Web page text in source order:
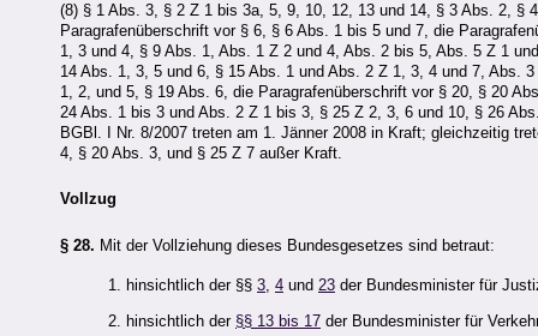
(8) § 1 Abs. 3, § 2 Z 1 bis 3a, 5, 9, 10, 12, 13 und 14, § 3 Abs. 2,
Paragrafenüberschrift vor § 6, § 6 Abs. 1 bis 5 und 7, die
1, 3 und 4, § 9 Abs. 1, Abs. 1 Z 2 und 4, Abs. 2 bis 5, Abs. 5 Z 1
14 Abs. 1, 3, 5 und 6, § 15 Abs. 1 und Abs. 2 Z 1, 3, 4 und 7, Abs.
1, 2, und 5, § 19 Abs. 6, die Paragrafenüberschrift vor § 20, § 20
24 Abs. 1 bis 3 und Abs. 2 Z 1 bis 3, § 25 Z 2, 3, 6 und 10, § 26
BGBl. I Nr. 8/2007 treten am 1. Jänner 2008 in Kraft; gleichzeitig
4, § 20 Abs. 3, und § 25 Z 7 außer Kraft.
Vollzug
§ 28. Mit der Vollziehung dieses Bundesgesetzes sind betraut:
1. hinsichtlich der §§ 3 4 und 23 der Bundesminister für
2. hinsichtlich der §§ 13 bis 17 der Bundesminister für